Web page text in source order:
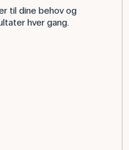
til dine behov og
hver gang.